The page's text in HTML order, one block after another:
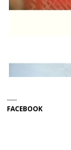
FACEBOOK